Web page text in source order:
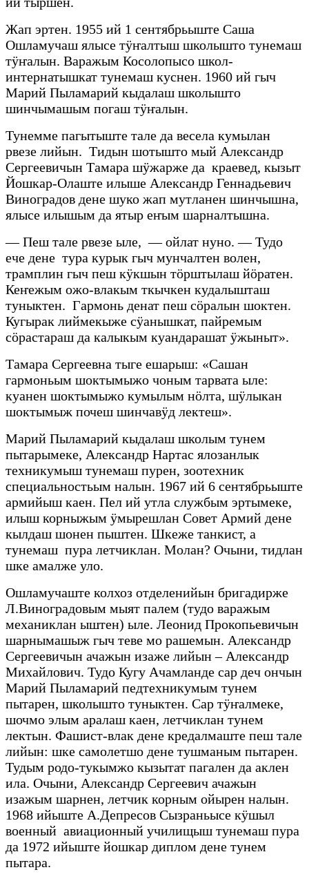
Жап эртен. 1955 ий 1 сентябрьыште Саша
Ошламучаш ялысе тÿҥалтыш школышто тунемаш
тӱҥалын. Варажым Косолопысо школ-
интернатышкат тунемаш куснен. 1960 ий гыч
Марий Пыламарий кыдалаш школышто
шинчымашым погаш тӱҥалын.
Тунемме пагытыште тале да весела кумылан
рвезе лийын. Тидын шотышто мый Александр
Сергеевичын Тамара шÿжарже да краевед, кызыт
Йошкар-Олаште илыше Александр Геннадьевич
Виноградов дене шуко жап мутланен шинчышна,
ялысе илышым да ятыр еҥым шарналтышна.
— Пеш тале рвезе ыле, — ойлат нуно. — Тудо
ече дене тура курык гыч мунчалтен волен,
трамплин гыч пеш кÿкшын тӧрштылаш йӧратен.
Кеҥежым ожо-влакым ткычкен кудалышташ
туныктен. Гармонь денат пеш сӧралын шоктен.
Кугырак лиймекыже сÿанышкат, пайремым
сӧрастараш да калыкым куандарашат ÿжыныт».
Тамара Сергеевна тыге ешарыш: «Сашан
гармоньым шоктымыжо чоным тарвата ыле:
куанен шоктымыжо кумылым нӧлта, шӱлыкан
шоктымыж почеш шинчавӱд лектеш».
Марий Пыламарий кыдалаш школым тунем
пытарымеке, Александр Нартас ялозанлык
техникумыш тунемаш пурен, зоотехник
специальностьым налын. 1967 ий 6 сентябрьыште
армийыш каен. Пел ий утла службым эртымеке,
илыш корныжым ÿмырешлан Совет Армий дене
кылдаш шонен пыштен. Шкеже танкист, а
тунемаш пура летчиклан. Молан? Очыни, тидлан
шке амалже уло.
Ошламучаште колхоз отделенийын бригадирже
Л.Виноградовым мыят палем (тудо варажым
механиклан ыштен) ыле. Леонид Прокопьевичын
шарнымашыж гыч теве мо рашемын. Александр
Сергеевичын ачажын изаже лийын – Александр
Михайлович. Тудо Кугу Ачамланде сар деч ончын
Марий Пыламарий педтехникумым тунем
пытарен, школышто туныктен. Сар тÿҥалмеке,
шочмо элым аралаш каен, летчиклан тунем
лектын. Фашист-влак дене кредалмаште пеш тале
лийын: шке самолетшо дене тушманым пытарен.
Тудым родо-тукымжо кызытат пагален да аклен
ила. Очыни, Александр Сергеевич ачажын
изажым шарнен, летчик корным ойырен налын.
1968 ийыште А.Депресов Сызраньысе кӱшыл
военный авиационный училищыш тунемаш пура
да 1972 ийыште йошкар диплом дене тунем
пытара.